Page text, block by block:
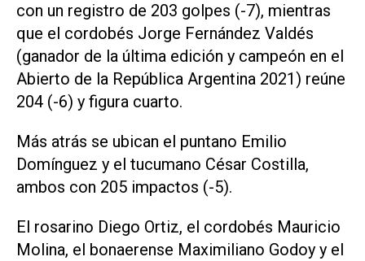
con un registro de 203 golpes (-7), mientras
que el cordobés Jorge Fernández Valdés
(ganador de la última edición y campeón en el
Abierto de la República Argentina 2021) reúne
204 (-6) y figura cuarto.
Más atrás se ubican el puntano Emilio
Domínguez y el tucumano César Costilla,
ambos con 205 impactos (-5).
El rosarino Diego Ortiz, el cordobés Mauricio
Molina, el bonaerense Maximiliano Godoy y el